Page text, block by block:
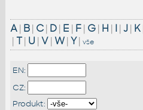
A| B| C| D| E | F| G| H | I| J| K
| T| U | V| W| Y| vše
EN:
CZ:
Produkt: